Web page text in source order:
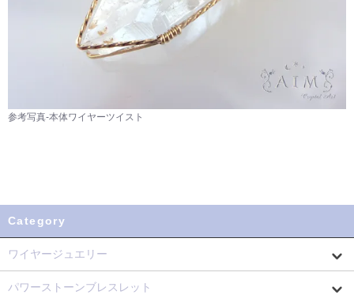
参考写真-本体ワイヤーツイスト
Category
ワイヤージュエリー
パワーストーンブレスレット